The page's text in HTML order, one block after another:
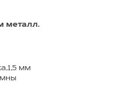
металл.
мм